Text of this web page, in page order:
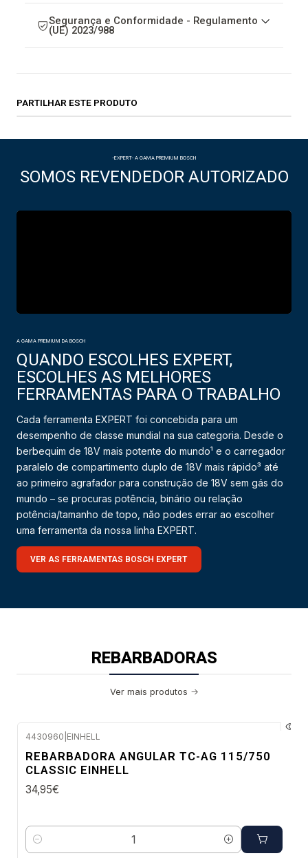
Segurança e Conformidade - Regulamento
(UE) 2023/988
PARTILHAR ESTE PRODUTO
-EXPERT- A GAMA PREMIUM BOSCH
SOMOS REVENDEDOR AUTORIZADO
A GAMA PREMIUM DA BOSCH
QUANDO ESCOLHES EXPERT,
ESCOLHES AS MELHORES
FERRAMENTAS PARA O TRABALHO
Cada ferramenta EXPERT foi concebida para um
desempenho de classe mundial na sua categoria. Desde o
berbequim de 18V mais potente do mundo¹ e o carregador
paralelo de compartimento duplo de 18V mais rápido³ até
ao primeiro agrafador para construção de 18V sem gás do
mundo – se procuras potência, binário ou relação
potência/tamanho de topo, não podes errar ao escolher
uma ferramenta da nossa linha EXPERT.
VER AS FERRAMENTAS BOSCH EXPERT
REBARBADORAS
Ver mais produtos
4430960 EINHELL
REBARBADORA ANGULAR TC-AG 115/750
CLASSIC EINHELL
34,95€
Quantidade